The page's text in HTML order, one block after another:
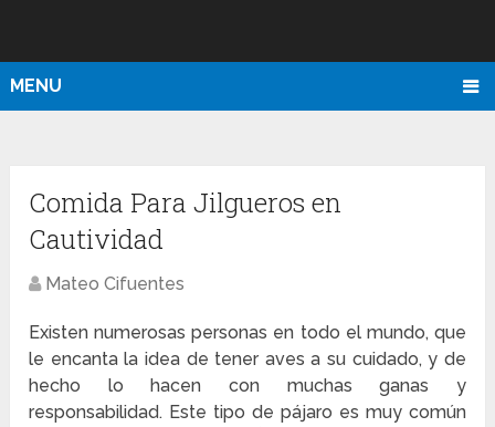
MENU
Comida Para Jilgueros en
Cautividad
Mateo Cifuentes
Existen numerosas personas en todo el mundo, que
le encanta la idea de tener aves a su cuidado, y de
hecho lo hacen con muchas ganas y
responsabilidad. Este tipo de pájaro es muy común